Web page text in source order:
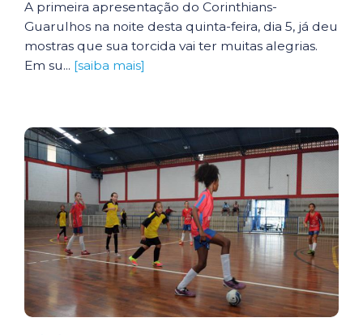
A primeira apresentação do Corinthians-
Guarulhos na noite desta quinta-feira, dia 5, já deu
mostras que sua torcida vai ter muitas alegrias.
Em su... [saiba mais]